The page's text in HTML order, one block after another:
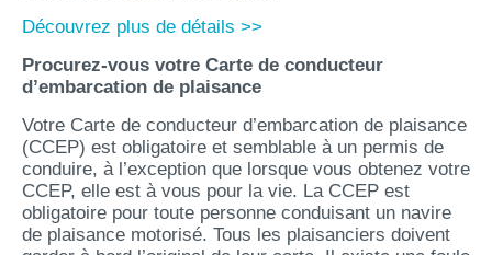
Découvrez plus de détails >>
Procurez-vous votre Carte de conducteur
d’embarcation de plaisance
Votre Carte de conducteur d’embarcation de plaisance
(CCEP) est obligatoire et semblable à un permis de
conduire, à l’exception que lorsque vous obtenez votre
CCEP, elle est à vous pour la vie. La CCEP est
obligatoire pour toute personne conduisant un navire
de plaisance motorisé. Tous les plaisanciers doivent